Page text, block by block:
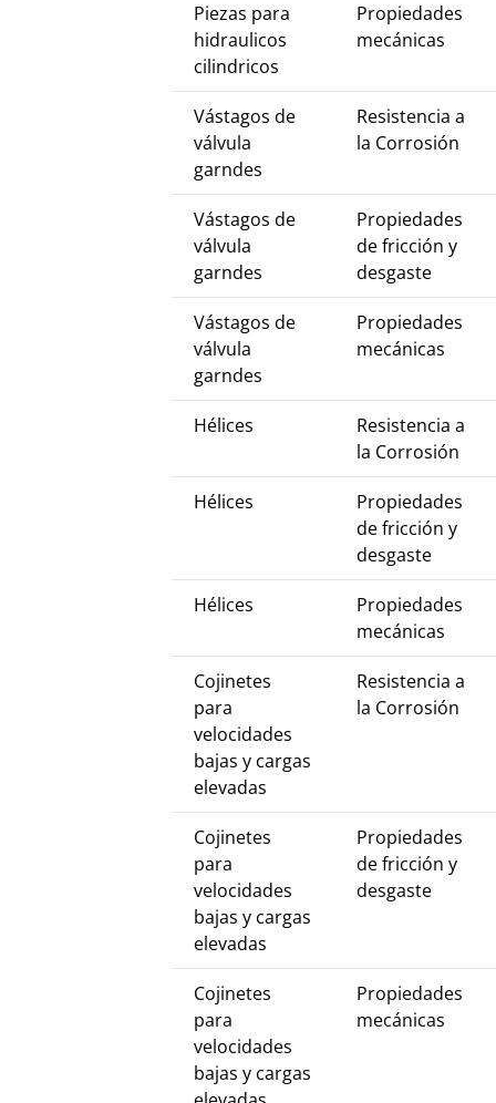
Piezas para
hidraulicos
cilindricos
Propiedades
mecánicas
Vástagos de
válvula
garndes
Resistencia a
la Corrosión
Vástagos de
válvula
garndes
Propiedades
de fricción y
desgaste
Vástagos de
válvula
garndes
Propiedades
mecánicas
Hélices
Resistencia a
la Corrosión
Hélices
Propiedades
de fricción y
desgaste
Hélices
Propiedades
mecánicas
Cojinetes
para
velocidades
bajas y cargas
elevadas
Resistencia a
la Corrosión
Cojinetes
para
velocidades
bajas y cargas
elevadas
Propiedades
de fricción y
desgaste
Cojinetes
para
velocidades
bajas y cargas
Propiedades
mecánicas